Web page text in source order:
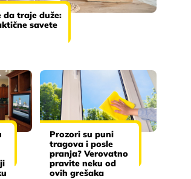
da traje duže:
savete
Prozori su puni
tragova i posle
pranja? Verovatno
pravite neku od
ovih grešaka